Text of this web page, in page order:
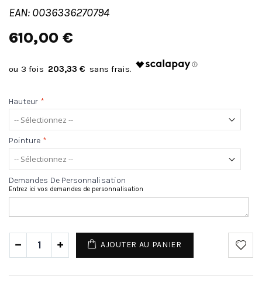
EAN: 0036336270794
610,00 €
203,33 €
Hauteur *
Pointure *
Demandes De Personnalisation
Entrez ici vos demandes de personnalisation
AJOUTER AU PANIER